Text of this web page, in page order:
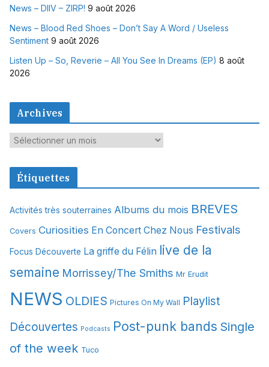
News – DIIV – ZIRP! 9 août 2026
News – Blood Red Shoes – Don’t Say A Word / Useless
Sentiment 9 août 2026
Listen Up – So, Reverie – All You See In Dreams (EP) 8 août
2026
Archives
A
c
v
e
Étiquettes
Activités très souterraines Albums du mois BREVES
Covers Curiosities En Concert Chez Nous Festivals
Focus Découverte La griffe du Félin live de la
semaine Morrissey/The Smiths Mr Erudit
NEWS OLDIES Pictures On My Wall Playlist
Découvertes Podcasts Post-punk bands Single
of the week Tuco